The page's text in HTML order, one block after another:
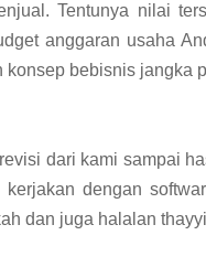
Tentunya nilai
anggaran usaha
bebisnis jangka
dari kami sampai
dengan
dan juga halalan